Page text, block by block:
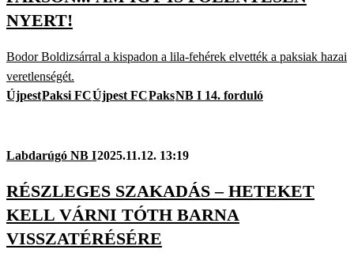
NYERT!
Bodor Boldizsárral a kispadon a lila-fehérek elvették a paksiak hazai
veretlenségét.
ÚjpestPaksi FCÚjpest FCPaksNB I 14. forduló
Labdarúgó NB I2025.11.12. 13:19
RÉSZLEGES SZAKADÁS – HETEKET
KELL VÁRNI TÓTH BARNA
VISSZATÉRÉSÉRE